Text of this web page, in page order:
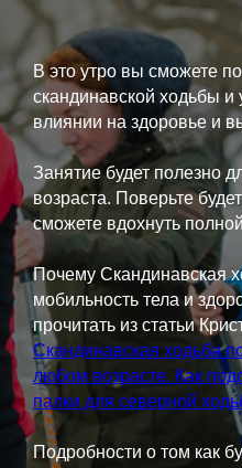
В это утро вы сможете
скандинавской ходьбы и
влиянии на здоровье и
Занятие будет полезно
возраста. Поверьте
сможете вдохнуть
Почему Скандинавская
мобильность тела и
прочитать из статьи
Скандинавская ходьба
любом возрасте. Как
палки для северной
Подробности о том как